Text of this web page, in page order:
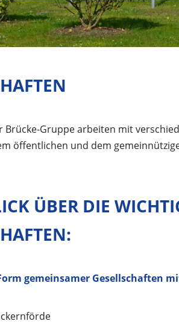
Brücke-Gruppe arbeiten mit
öffentlichen und dem
ÜBER DIE
gemeinsamer Gesellschaften